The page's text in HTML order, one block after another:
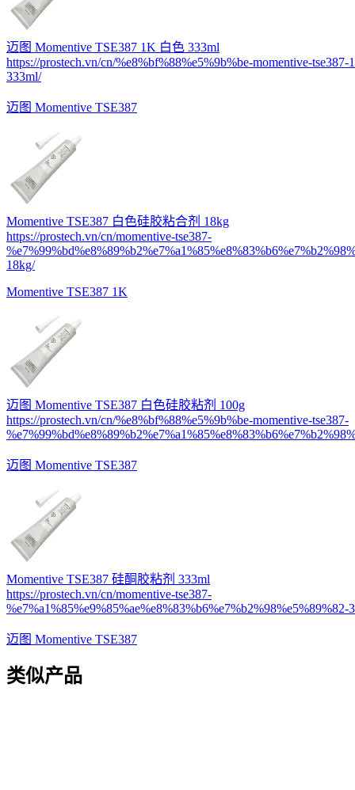
迈图 Momentive TSE387 1K 白色 333ml
https://prostech.vn/cn/%e8%bf%88%e5%9b%be-momentive-
333ml/
迈图 Momentive TSE387
Momentive TSE387 白色硅胶粘合剂 18kg
https://prostech.vn/cn/momentive-tse387-
18kg/
Momentive TSE387 1K
迈图 Momentive TSE387 白色硅胶粘剂 100g
https://prostech.vn/cn/%e8%bf%88%e5%9b%be-momentive-tse387-
迈图 Momentive TSE387
Momentive TSE387 硅酮胶粘剂 333ml
https://prostech.vn/cn/momentive-tse387-
%e7%a1%85%e9%85%ae%e8%83%b6%e7%b2%98%e5%89%82-
迈图 Momentive TSE387
类似产品